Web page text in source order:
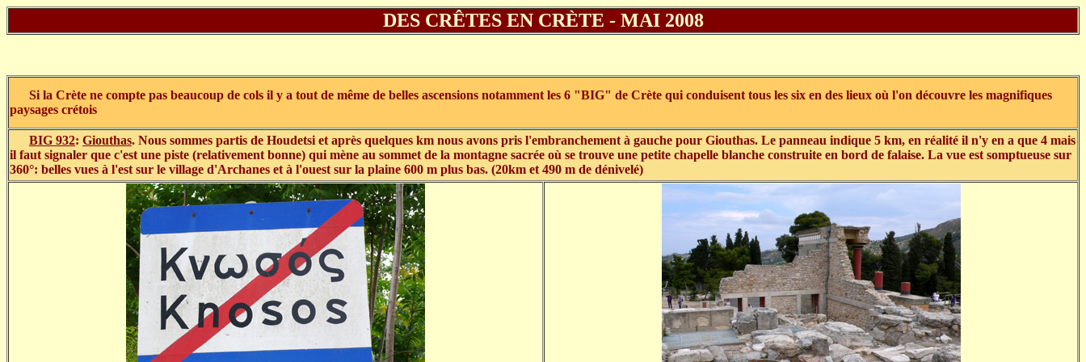
DES CRÊTES EN CRÈTE - MAI 2008
Si la Crète ne compte pas beaucoup de cols il y a tout de même de belles ascensions notamment les 6 "BIG" de Crète qui conduisent tous les six en des lieux où l'on découvre les magnifiques
paysages crétois
BIG 932: Giouthas. Nous sommes partis de Houdetsi et après quelques km nous avons pris l'embranchement à gauche pour Giouthas. Le panneau indique 5 km, en réalité il n'y en a que 4 mais
il faut signaler que c'est une piste (relativement bonne) qui mène au sommet de la montagne sacrée où se trouve une petite chapelle blanche construite en bord de falaise. La vue est somptueuse sur
360°: belles vues à l'est sur le village d'Archanes et à l'ouest sur la plaine 600 m plus bas. (20km et 490 m de dénivelé)